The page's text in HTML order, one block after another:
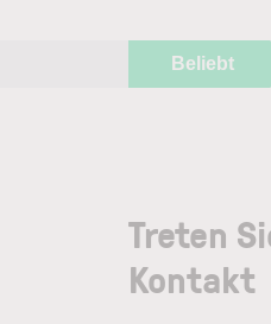
Beliebt
Treten
Kontakt